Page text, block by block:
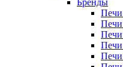
Бренды